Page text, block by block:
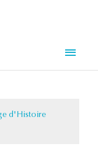
d'Histoire